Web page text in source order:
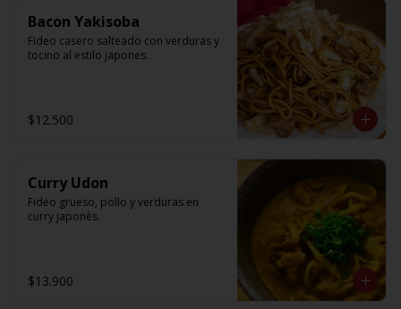
Bacon Yakisoba
Fideo casero salteado con verduras y
tocino al estilo japones.
$12.500
Curry Udon
Fideo grueso, pollo y verduras en
curry japonès.
$13.900